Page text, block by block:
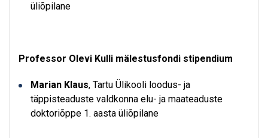
üliõpilane
Professor Olevi Kulli mälestusfondi stipendium
Marian Klaus, Tartu Ülikooli loodus- ja
täppisteaduste valdkonna elu- ja maateaduste
doktoriõppe 1. aasta üliõpilane